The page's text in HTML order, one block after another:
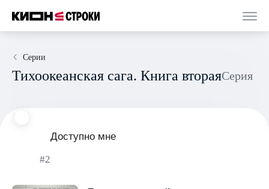
Серии
Тихоокеанская сага. Книга вторая Серия
Доступно мне
#2